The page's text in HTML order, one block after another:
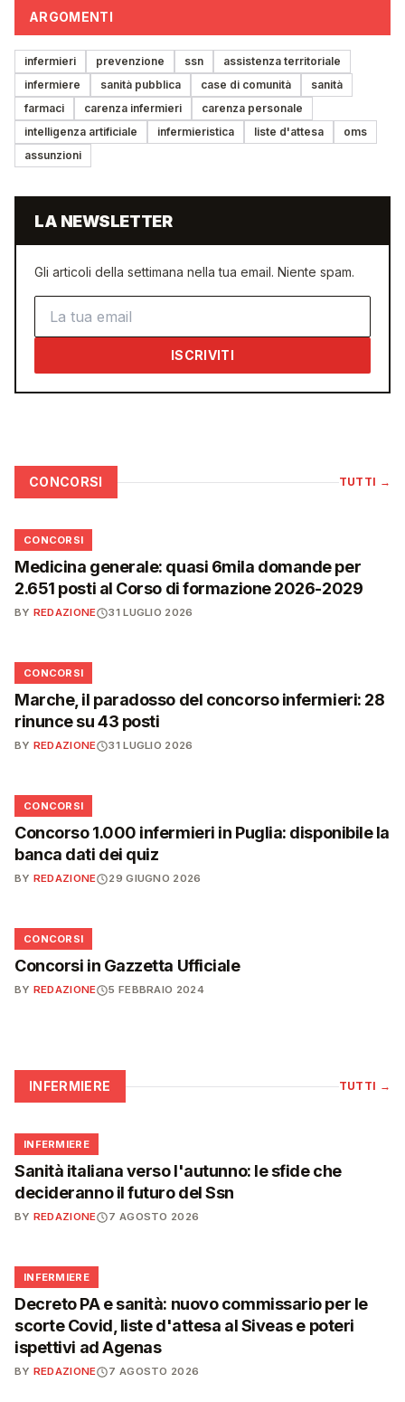
ARGOMENTI
infermieri prevenzione ssn
assistenza territoriale
infermiere
sanità pubblica case di comunità
sanità
farmaci
carenza infermieri
carenza personale
intelligenza artificiale
infermieristica liste d'attesa
oms
assunzioni
LA NEWSLETTER
Gli articoli della settimana nella tua email. Niente spam.
ISCRIVITI
CONCORSI TUTTI →
📋
CONCORSI
Medicina generale: quasi 6mila domande per
2.651 posti al Corso di formazione 2026-2029
BY REDAZIONE 31 LUGLIO 2026
📋
CONCORSI
Marche, il paradosso del concorso infermieri: 28
rinunce su 43 posti
BY REDAZIONE 31 LUGLIO 2026
📋
CONCORSI
Concorso 1.000 infermieri in Puglia: disponibile la
banca dati dei quiz
BY REDAZIONE 29 GIUGNO 2026
📋
CONCORSI
Concorsi in Gazzetta Ufficiale
BY REDAZIONE 5 FEBBRAIO 2024
INFERMIERE TUTTI →
🩺
INFERMIERE
Sanità italiana verso l'autunno: le sfide che
decideranno il futuro del Ssn
BY REDAZIONE 7 AGOSTO 2026
🩺
INFERMIERE
Decreto PA e sanità: nuovo commissario per le
scorte Covid, liste d'attesa al Siveas e poteri
ispettivi ad Agenas
BY REDAZIONE 7 AGOSTO 2026